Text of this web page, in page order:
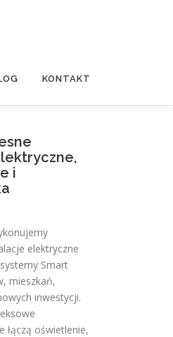
KONTAKT
i
elektryczne
Smart
mieszkań,
inwestycji.
łączą oświetlenie,